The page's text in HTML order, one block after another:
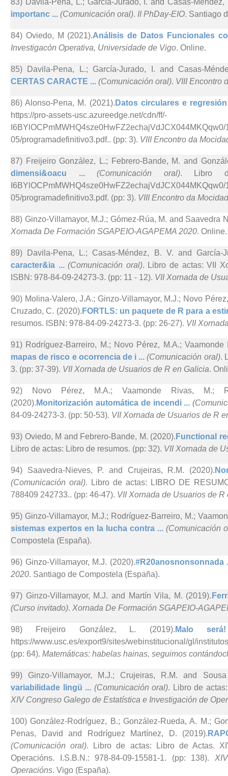
83) Davila-Pena, L.; García-Jurado, I. and Casas-Méndez,
importanc ... (Comunicación oral). II PhDay-EIO. Santiago
84) Oviedo, M (2021).Análisis de Datos Funcionales
Investigacón Operativa, Universidade de Vigo. Online.
85) Davila-Pena, L.; García-Jurado, I. and Casas-
CERTAS CARACTE ... (Comunicación oral). VIII Encontro
86) Alonso-Pena, M. (2021). Datos circulares e
https://pro-assets-usc.azureedge.net/cdn/ff/-
05/programadefinitivo3.pdf.. (pp: 3). VIII Encontro da
87) Freijeiro González, L.; Febrero-Bande, M. and
dimensi&oacu ...(Comunicación oral). Libro de
05/programadefinitivo3.pdf. (pp: 3). VIII Encontro da
88) Ginzo-Villamayor, M.J.; Gómez-Rúa, M. and Saavedra
Xornada De Formación SGAPEIO-AGAPEMA 2020. Online.
89) Davila-Pena, L.; Casas-Méndez, B. V. and García-
caracter&ia ...(Comunicación oral). Libro de actas: VII
ISBN: 978-84-09-24273-3. (pp: 11 - 12). VII Xornada de
90) Molina-Valero, J.A.; Ginzo-Villamayor, M.J.; Novo
Cruzado, C. (2020). FORTLS: un paquete de R para a
resumos. ISBN: 978-84-09-24273-3. (pp: 26-27). VII
91) Rodríguez-Barreiro, M.; Novo Pérez, M.A.;
mapas de risco e ocorrencia de i ...(Comunicación oral).
3. (pp: 37-39). VII Xornada de Usuarios de R en Galicia.
92) Novo Pérez, M.A.; Vaamonde Rivas, M.;
(2020). Monitorización automática de incendi ...
84-09-24273-3. (pp: 50-53). VII Xornada de Usuarios de R
93) Oviedo, M and Febrero-Bande, M. (2020). Functional
Libro de actas: Libro de resumos. (pp: 32). VII Xornada de
94) Saavedra-Nieves, P. and Crujeiras, R.M. (2020).
(Comunicación oral). Libro de actas: LIBRO DE
788409 242733.. (pp: 46-47). VII Xornada de Usuarios de R
95) Ginzo-Villamayor, M.J.; Rodríguez-Barreiro, M.;
sistemas expertos en la lucha contra ...(Comunicación
Compostela (España).
96) Ginzo-Villamayor, M.J. (2020).#R20anosnonsonnada
2020. Santiago de Compostela (España).
97) Ginzo-Villamayor, M.J. and Martín Vila, M. (2019).
(Curso invitado). Xornada De Formación SGAPEIO-
98) Freijeiro González, L. (2019). Malo
https://www.usc.es/export9/sites/webinstitucional/gl/
(pp: 64). Matemáticas: habelas hainas, seguimos
99) Ginzo-Villamayor, M.J.; Crujeiras, R.M. and
variabilidade lingü ... (Comunicación oral). Libro de
XIV Congreso Galego de Estatística e Investigación de
100) González-Rodríguez, B.; González-Rueda, A. M.;
Penas, David and Rodríguez Martínez, D. (2019).
(Comunicación oral). Libro de actas: Libro de Actas.
Operacións. I.S.B.N.: 978-84-09-15581-1. (pp: 138).
Operacións. Vigo (España).